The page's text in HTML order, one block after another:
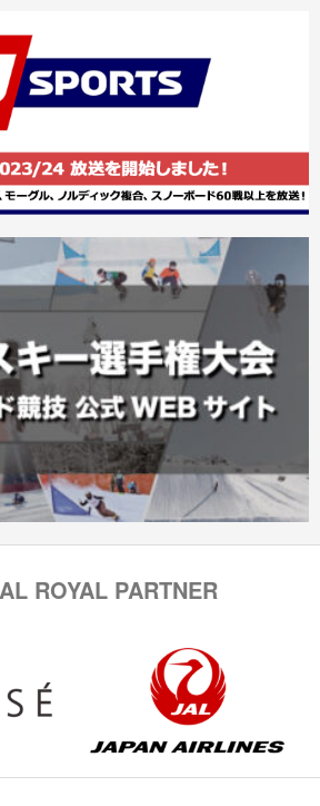
ROYAL PARTNER